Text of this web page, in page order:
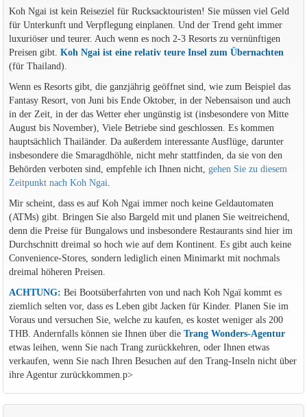
Koh Ngai ist kein Reiseziel für Rucksacktouristen! Sie müssen viel Geld
für Unterkunft und Verpflegung einplanen. Und der Trend geht immer
luxuriöser und teurer. Auch wenn es noch 2-3 Resorts zu vernünftigen
Preisen gibt. Koh Ngai ist eine relativ teure Insel zum Übernachten
(für Thailand).
Wenn es Resorts gibt, die ganzjährig geöffnet sind, wie zum Beispiel das
Fantasy Resort, von Juni bis Ende Oktober, in der Nebensaison und auch
in der Zeit, in der das Wetter eher ungünstig ist (insbesondere von Mitte
August bis November), Viele Betriebe sind geschlossen. Es kommen
hauptsächlich Thailänder. Da außerdem interessante Ausflüge, darunter
insbesondere die Smaragdhöhle, nicht mehr stattfinden, da sie von den
Behörden verboten sind, empfehle ich Ihnen nicht, gehen Sie zu diesem
Zeitpunkt nach Koh Ngai
Mir scheint, dass es auf Koh Ngai immer noch keine Geldautomaten
(ATMs) gibt. Bringen Sie also Bargeld mit und planen Sie weitreichend,
denn die Preise für Bungalows und insbesondere Restaurants sind hier im
Durchschnitt dreimal so hoch wie auf dem Kontinent. Es gibt auch keine
Convenience-Stores, sondern lediglich einen Minimarkt mit nochmals
dreimal höheren Preisen.
ACHTUNG: Bei Bootsüberfahrten von und nach Koh Ngaï kommt es
ziemlich selten vor, dass es Leben gibt Jacken für Kinder. Planen Sie im
Voraus und versuchen Sie, welche zu kaufen, es kostet weniger als 200
THB. Andernfalls können sie Ihnen über die Trang Wonders-Agentur
etwas leihen, wenn Sie nach Trang zurückkehren, oder Ihnen etwas
verkaufen, wenn Sie nach Ihren Besuchen auf den Trang-Inseln nicht über
ihre Agentur zurückkommen.p>